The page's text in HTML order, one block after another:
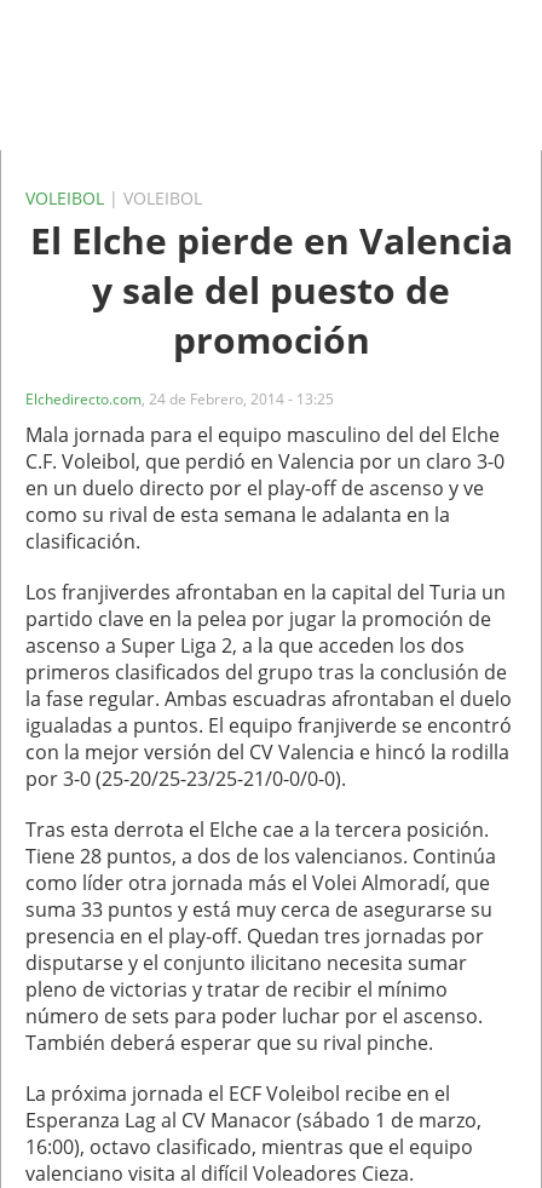
VOLEIBOL | VOLEIBOL
El Elche pierde en Valencia
y sale del puesto de
promoción
Elchedirecto.com, 24 de Febrero, 2014 - 13:25
Mala jornada para el equipo masculino del del Elche
C.F. Voleibol, que perdió en Valencia por un claro 3-0
en un duelo directo por el play-off de ascenso y ve
como su rival de esta semana le adalanta en la
clasificación.
Los franjiverdes afrontaban en la capital del Turia un
partido clave en la pelea por jugar la promoción de
ascenso a Super Liga 2, a la que acceden los dos
primeros clasificados del grupo tras la conclusión de
la fase regular. Ambas escuadras afrontaban el duelo
igualadas a puntos. El equipo franjiverde se encontró
con la mejor versión del CV Valencia e hincó la rodilla
por 3-0 (25-20/25-23/25-21/0-0/0-0).
Tras esta derrota el Elche cae a la tercera posición.
Tiene 28 puntos, a dos de los valencianos. Continúa
como líder otra jornada más el Volei Almoradí, que
suma 33 puntos y está muy cerca de asegurarse su
presencia en el play-off. Quedan tres jornadas por
disputarse y el conjunto ilicitano necesita sumar
pleno de victorias y tratar de recibir el mínimo
número de sets para poder luchar por el ascenso.
También deberá esperar que su rival pinche.
La próxima jornada el ECF Voleibol recibe en el
Esperanza Lag al CV Manacor (sábado 1 de marzo,
16:00), octavo clasificado, mientras que el equipo
valenciano visita al difícil Voleadores Cieza.